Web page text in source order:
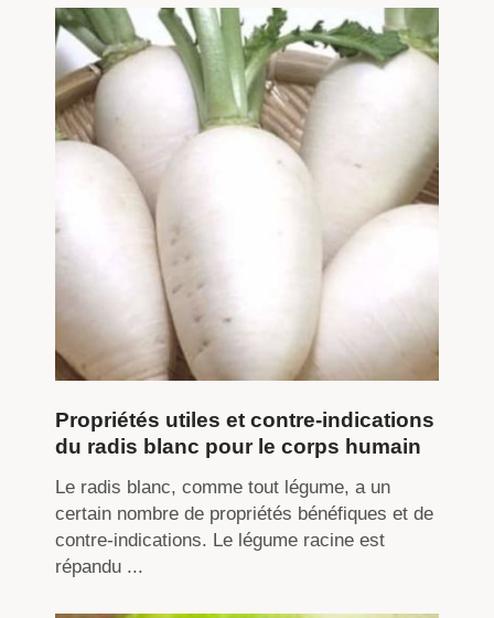
Propriétés utiles et contre-indications
du radis blanc pour le corps humain
Le radis blanc, comme tout légume, a un
certain nombre de propriétés bénéfiques et de
contre-indications. Le légume racine est
répandu ...